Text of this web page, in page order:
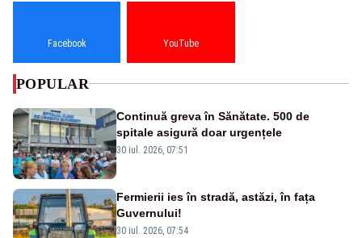
Facebook YouTube
POPULAR
Continuă greva în Sănătate. 500 de
spitale asigură doar urgențele
30 iul. 2026, 07:51
Fermierii ies în stradă, astăzi, în fața
Guvernului!
30 iul. 2026, 07:54